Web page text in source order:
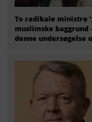
To radikale ministre
muslimske baggrund
denne undersøgelse